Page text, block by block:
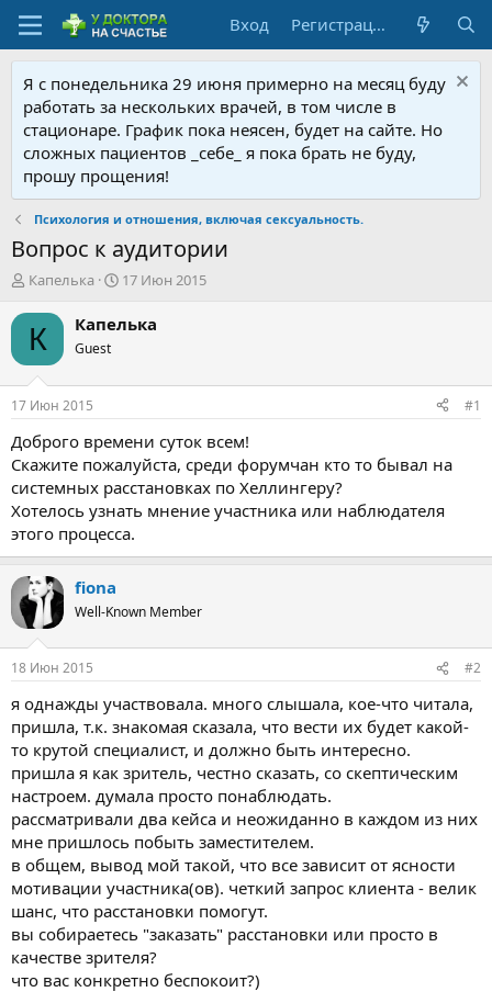
Вход Регистрация
Я с понедельника 29 июня примерно на месяц буду
работать за нескольких врачей, в том числе в
стационаре. График пока неясен, будет на сайте. Но
сложных пациентов _себе_ я пока брать не буду,
прошу прощения!
Психология и отношения, включая сексуальность.
Вопрос к аудитории
А
т
о
т
е
м
ы
Капелька
Д
т
а
л
17 Июн 2015
К Капелька
Guest
17 Июн 2015 #1
Доброго времени суток всем!
Скажите пожалуйста, среди форумчан кто то бывал на
системных расстановках по Хеллингеру?
Хотелось узнать мнение участника или наблюдателя
этого процесса.
fiona
Well-Known Member
18 Июн 2015 #2
я однажды участвовала. много слышала, кое-что читала,
пришла, т.к. знакомая сказала, что вести их будет какой-
то крутой специалист, и должно быть интересно.
пришла я как зритель, честно сказать, со скептическим
настроем. думала просто понаблюдать.
рассматривали два кейса и неожиданно в каждом из них
мне пришлось побыть заместителем.
в общем, вывод мой такой, что все зависит от ясности
мотивации участника(ов). четкий запрос клиента - велик
шанс, что расстановки помогут.
вы собираетесь "заказать" расстановки или просто в
качестве зрителя?
что вас конкретно беспокоит?)